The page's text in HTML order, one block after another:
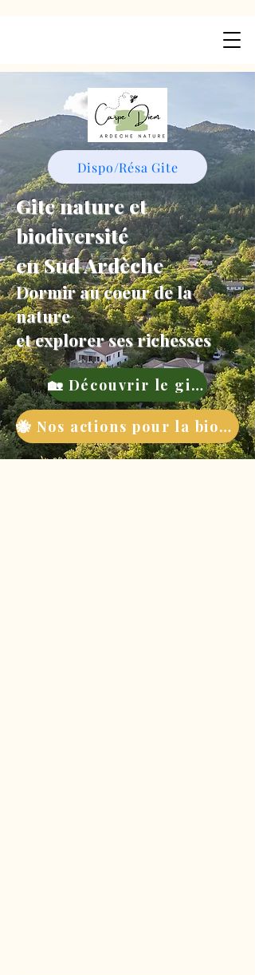
Dispo/Résa Gite
Gite nature et
biodiversité
en Sud Ardèche
Dormir au coeur de la
nature
et explorer ses richesses
🏡 Découvrir le gite
🐝 Nos actions pour la biodiversité